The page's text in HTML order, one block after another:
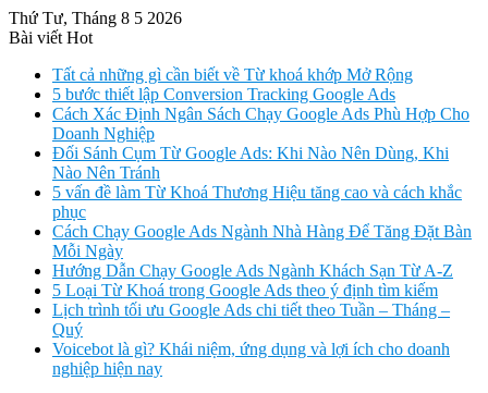
Thứ Tư, Tháng 8 5 2026
Bài viết Hot
Tất cả những gì cần biết về Từ khoá khớp Mở Rộng
5 bước thiết lập Conversion Tracking Google Ads
Cách Xác Định Ngân Sách Chạy Google Ads Phù Hợp Cho
Doanh Nghiệp
Đối Sánh Cụm Từ Google Ads: Khi Nào Nên Dùng, Khi
Nào Nên Tránh
5 vấn đề làm Từ Khoá Thương Hiệu tăng cao và cách khắc
phục
Cách Chạy Google Ads Ngành Nhà Hàng Để Tăng Đặt Bàn
Mỗi Ngày
Hướng Dẫn Chạy Google Ads Ngành Khách Sạn Từ A-Z
5 Loại Từ Khoá trong Google Ads theo ý định tìm kiếm
Lịch trình tối ưu Google Ads chi tiết theo Tuần – Tháng –
Quý
Voicebot là gì? Khái niệm, ứng dụng và lợi ích cho doanh
nghiệp hiện nay